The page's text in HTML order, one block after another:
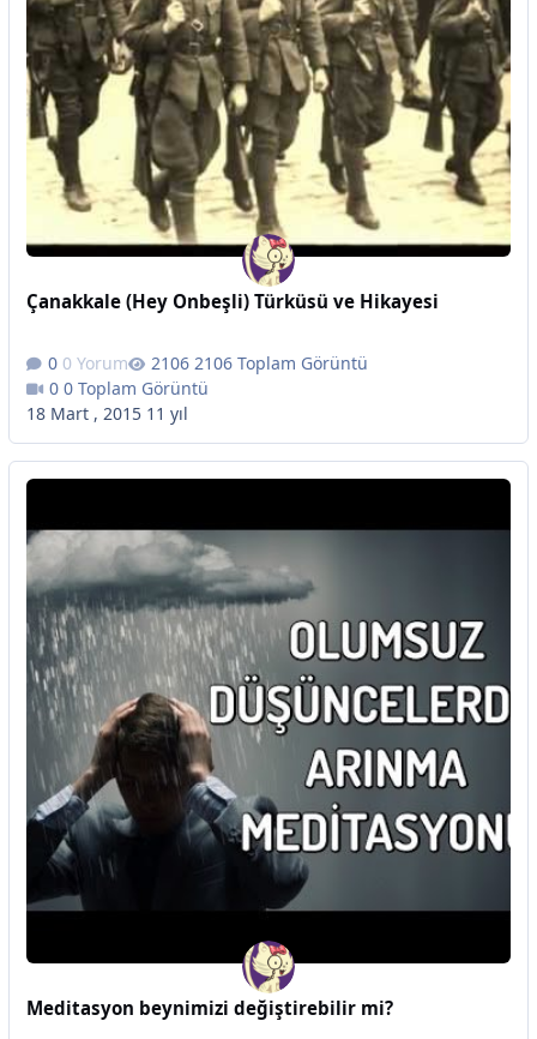
Çanakkale (Hey Onbeşli) Türküsü ve Hikayesi
0 Yorum
2106 Toplam Görüntü
0 Toplam Görüntü
18 Mart , 2015 11 yıl
Meditasyon beynimizi değiştirebilir mi?